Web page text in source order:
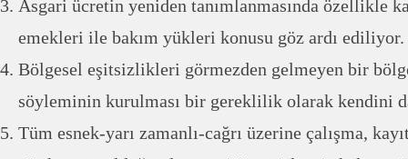
Asgari ücretin yeniden tanımlanmasında özellikle
emekleri ile bakım yükleri konusu göz ardı ediliyor.
Bölgesel eşitsizlikleri görmezden gelmeyen bir
söyleminin kurulması bir gereklilik olarak kendini
Tüm esnek-yarı zamanlı-cağrı üzerine çalışma,